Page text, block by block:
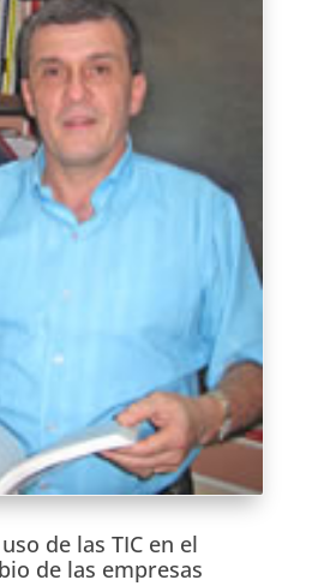
de las TIC en el
de las empresas